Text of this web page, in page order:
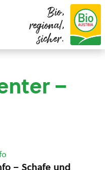
Bio,
regional,
sicher.
–
– Schafe und